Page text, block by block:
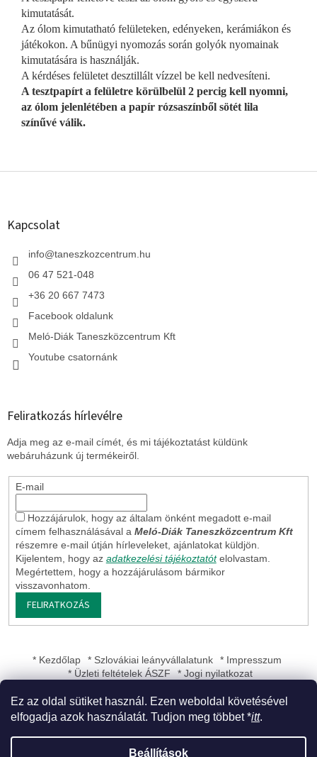
Ez az oldal sütiket használ. Ezen weboldal követésével
elfogadja azok használatát. Tudjon meg többet *itt.
Beállítások
kimutatását.
Az ólom kimutatható felületeken, edényeken, kerámiákon és
játékokon. A bűnügyi nyomozás során golyók nyomainak
kimutatására is használják.
A kérdéses felületet desztillált vízzel be kell nedvesíteni.
A tesztpapírt a felületre körülbelül 2 percig kell nyomni,
az ólom jelenlétében a papír rózsaszínből sötét lila
színűvé válik.
L
Kapcsolat
info@taneszkozcentrum.hu
06 47 521-048
+36 20 667 7473
Facebook oldalunk
Meló-Diák Taneszközcentrum Kft
Youtube csatornánk
Feliratkozás hírlevélre
Adja meg az e-mail címét, és mi tájékoztatást küldünk
webáruházunk új termékeiről.
E-mail
Hozzájárulok, hogy az általam önként megadott e-mail
címem felhasználásával a Meló-Diák Taneszközcentrum Kft
részemre e-mail útján hírleveleket, ajánlatokat küldjön.
Kijelentem, hogy az adatkezelési tájékoztatót elolvastam.
Megértettem, hogy a hozzájárulásom bármikor
visszavonhatom.
FELIRATKOZÁS
* Kezdőlap * Szlovákiai leányvállalatunk
* Impresszum
* Üzleti feltételek ÁSZF
* Jogi nyilatkozat